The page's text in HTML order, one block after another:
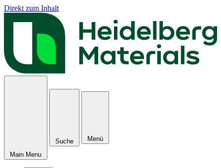
Direkt zum Inhalt
Main Menu
Suche Menü